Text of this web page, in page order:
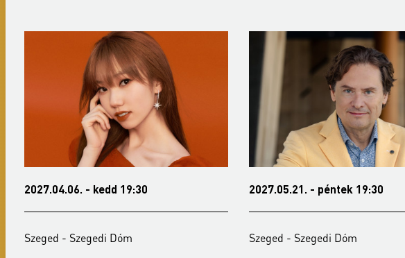
2027.05.21. - péntek 19:30
Szeged - Szegedi Dóm
2021.10.04. - hétfő 19:30
Szeged - Szegedi Dóm